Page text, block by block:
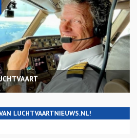
LUCHTVAARTNIEUWS.NL!